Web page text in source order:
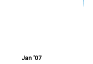
Jan '07